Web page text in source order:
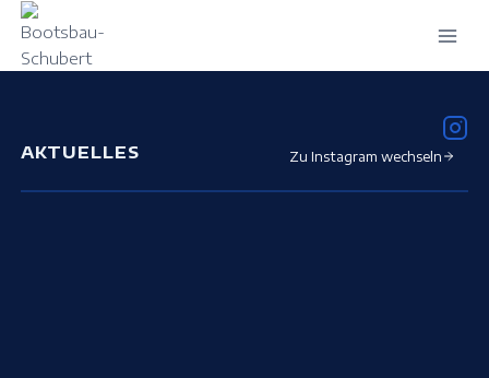
Zum
Inhalt
springen
AKTUELLES Zu Instagram wechseln